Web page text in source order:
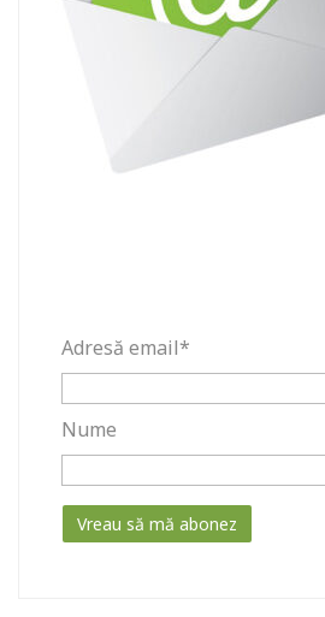
Adresă email*
Nume